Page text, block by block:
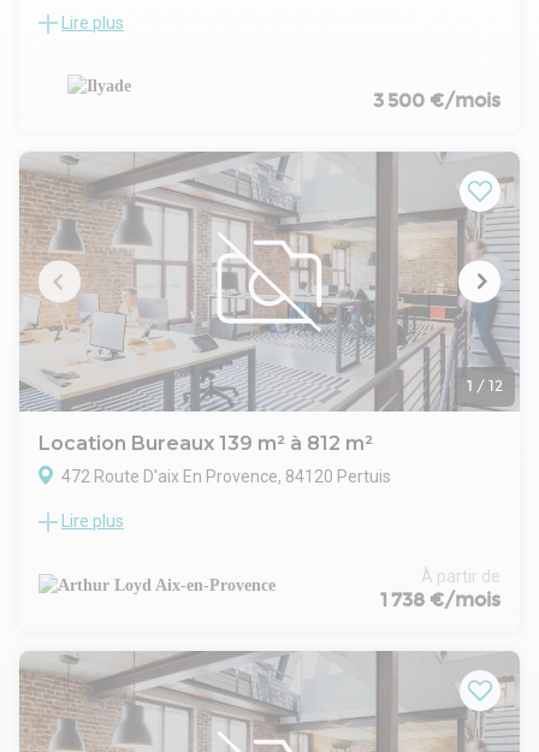
ILYADE vous propose à la location un plateau de bureau
Le bureau se compose au rez-de-chaussée : un hall
d'accueil/open-space, un grand bureau, une salle de réunion,
Climatisation, fibre, prise RJ45.
Places de parking privatives sur le site clos par une barrière
Disponible immédiatement
Bail précaire possible
Vente possible
Lire plus
3 500 €/mois
1 / 12
Location Bureaux 139 m² à 812 m²
472 Route D'aix En Provence, 84120 Pertuis
ARTHUR LOYD FIGUIERE IMMOBILIER vous propose à la
de bureaux en étage avec ascenseur. Accès PMR. Terrasses
accessible aux locataires. Possibilité de bénéficier d'une
pour être aménagées. Possibilité de réunir les différents lots.
Lire plus
À partir de
1 738 €/mois